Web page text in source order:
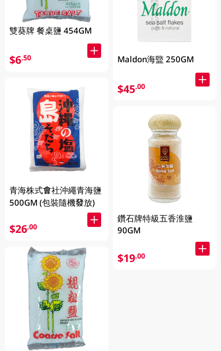
雙葵牌 餐桌鹽 454GM
$6.50
青海株式會社沖繩青海鹽
500GM (包裝隨機發放)
$26.00
Maldon海盬 250GM
$45.00
鑽石牌特級五香淮鹽
90GM
$19.00